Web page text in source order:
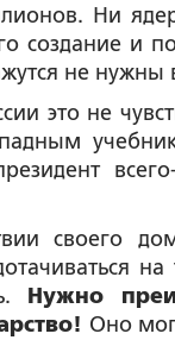
Ни
создание и
не нужны
это не
своего
Нужно
Оно